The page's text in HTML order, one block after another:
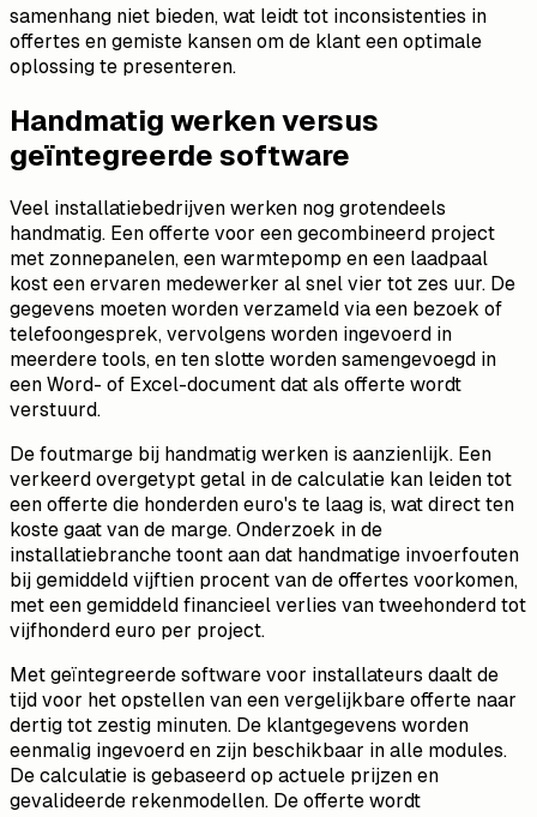
samenhang niet bieden, wat leidt tot inconsistenties in
offertes en gemiste kansen om de klant een optimale
oplossing te presenteren.
Handmatig werken versus
geïntegreerde software
Veel installatiebedrijven werken nog grotendeels
handmatig. Een offerte voor een gecombineerd project
met zonnepanelen, een warmtepomp en een laadpaal
kost een ervaren medewerker al snel vier tot zes uur. De
gegevens moeten worden verzameld via een bezoek of
telefoongesprek, vervolgens worden ingevoerd in
meerdere tools, en ten slotte worden samengevoegd in
een Word- of Excel-document dat als offerte wordt
verstuurd.
De foutmarge bij handmatig werken is aanzienlijk. Een
verkeerd overgetypt getal in de calculatie kan leiden tot
een offerte die honderden euro's te laag is, wat direct ten
koste gaat van de marge. Onderzoek in de
installatiebranche toont aan dat handmatige invoerfouten
bij gemiddeld vijftien procent van de offertes voorkomen,
met een gemiddeld financieel verlies van tweehonderd tot
vijfhonderd euro per project.
Met geïntegreerde software voor installateurs daalt de
tijd voor het opstellen van een vergelijkbare offerte naar
dertig tot zestig minuten. De klantgegevens worden
eenmalig ingevoerd en zijn beschikbaar in alle modules.
De calculatie is gebaseerd op actuele prijzen en
gevalideerde rekenmodellen. De offerte wordt